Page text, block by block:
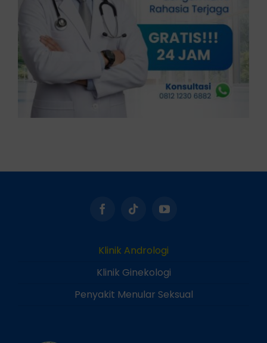
Klinik Andrologi
Klinik Ginekologi
Penyakit Menular Seksual